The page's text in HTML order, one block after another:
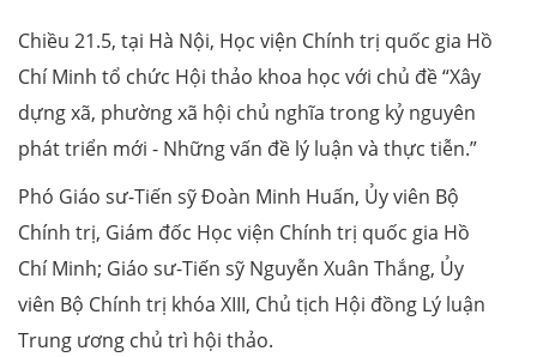
Chiều 21.5, tại Hà Nội, Học viện Chính trị quốc gia Hồ
Chí Minh tổ chức Hội thảo khoa học với chủ đề “Xây
dựng xã, phường xã hội chủ nghĩa trong kỷ nguyên
phát triển mới - Những vấn đề lý luận và thực tiễn.”
Phó Giáo sư-Tiến sỹ Đoàn Minh Huấn, Ủy viên Bộ
Chính trị, Giám đốc Học viện Chính trị quốc gia Hồ
Chí Minh; Giáo sư-Tiến sỹ Nguyễn Xuân Thắng, Ủy
viên Bộ Chính trị khóa XIII, Chủ tịch Hội đồng Lý luận
Trung ương chủ trì hội thảo.